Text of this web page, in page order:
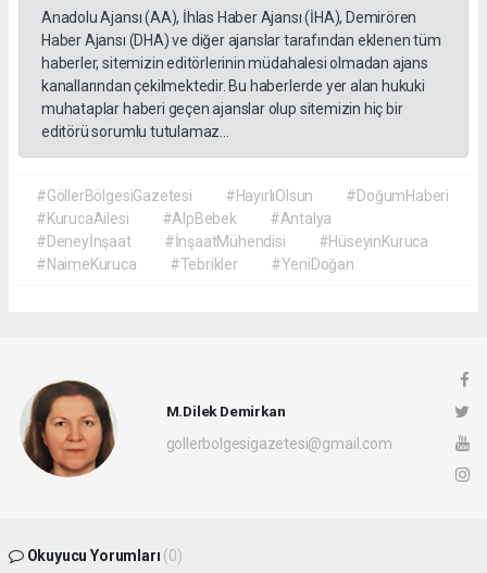
Anadolu Ajansı (AA), İhlas Haber Ajansı (İHA), Demirören
Haber Ajansı (DHA) ve diğer ajanslar tarafından eklenen tüm
haberler, sitemizin editörlerinin müdahalesi olmadan ajans
kanallarından çekilmektedir. Bu haberlerde yer alan hukuki
muhataplar haberi geçen ajanslar olup sitemizin hiç bir
editörü sorumlu tutulamaz...
#GöllerBölgesiGazetesi #HayırlıOlsun
#DoğumHaberi
#KurucaAilesi
#AlpBebek
#Antalya
#Deneyİnşaat
#İnşaatMühendisi
#HüseyinKuruca
#NaimeKuruca
#Tebrikler #YeniDoğan
M.Dilek Demirkan
gollerbolgesigazetesi@gmail.com
Okuyucu Yorumları (0)